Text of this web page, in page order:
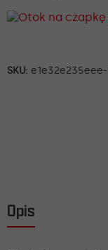
SKU: e1e32e235eee-
Opis